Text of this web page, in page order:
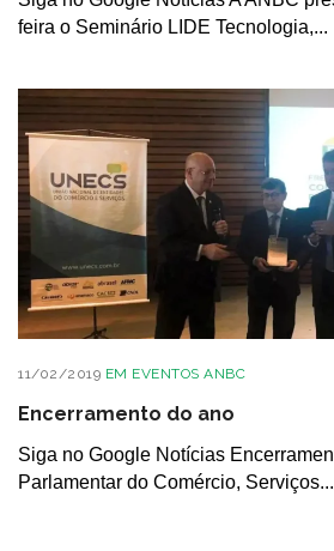
feira o Seminário LIDE Tecnologia,...
11/02/2019 EM EVENTOS ANBC
Encerramento do ano
Siga no Google Notícias
Parlamentar do Comércio, Serviços...